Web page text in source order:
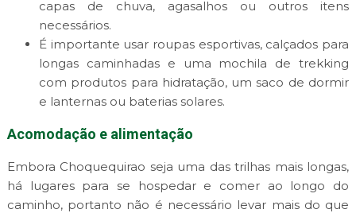
capas de chuva, agasalhos ou outros itens
necessários.
É importante usar roupas esportivas, calçados para
longas caminhadas e uma mochila de trekking
com produtos para hidratação, um saco de dormir
e lanternas ou baterias solares.
Acomodação e alimentação
Embora Choquequirao seja uma das trilhas mais longas,
há lugares para se hospedar e comer ao longo do
caminho, portanto não é necessário levar mais do que